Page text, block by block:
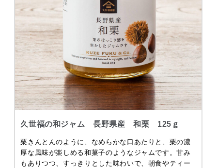
久世福の和ジャム 長野県産 和栗 125ｇ
栗きんとんのように、なめらかな口あたりと、栗の濃
厚な風味が楽しめる和菓子のようなジャムです。甘み
もありつつ、すっきりとした味わいで、朝食やティー